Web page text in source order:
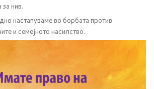
родовата еднаквост
осигурување
и инвалидското осигурување
за нив.
настапуваме во борбата против
и семејното насилство.